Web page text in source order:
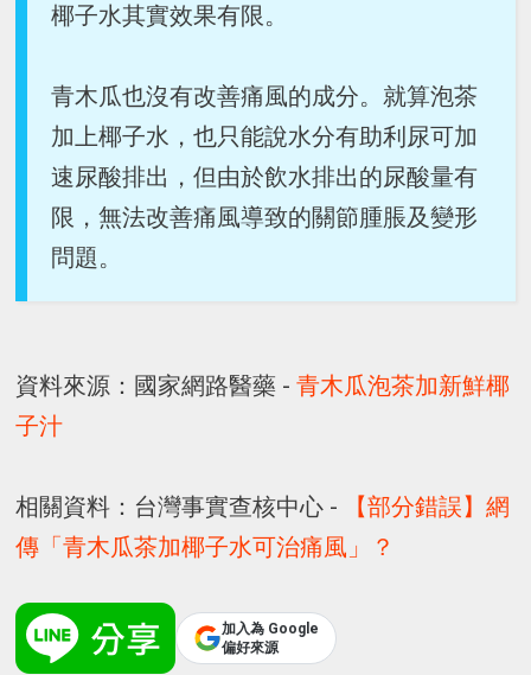
椰子水其實效果有限。
青木瓜也沒有改善痛風的成分。就算泡茶
加上椰子水，也只能說水分有助利尿可加
速尿酸排出，但由於飲水排出的尿酸量有
限，無法改善痛風導致的關節腫脹及變形
問題。
資料來源：國家網路醫藥 -青木瓜泡茶加新鮮椰
子汁
相關資料：台灣事實查核中心 -
【部分錯誤】網
傳「青木瓜茶加椰子水可治痛風」？
加入為 Google
偏好來源